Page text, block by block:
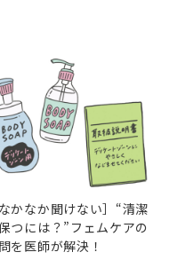
なかなか聞けない］“清潔
つには？”フェムケアの
を医師が解決！